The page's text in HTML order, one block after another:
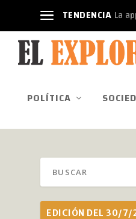
TENDENCIA La
POLÍTICA
EDICIÓN DEL 30/7/